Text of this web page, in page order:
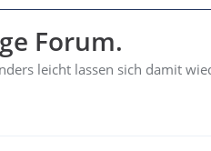
Forum.
leicht lassen sich damit